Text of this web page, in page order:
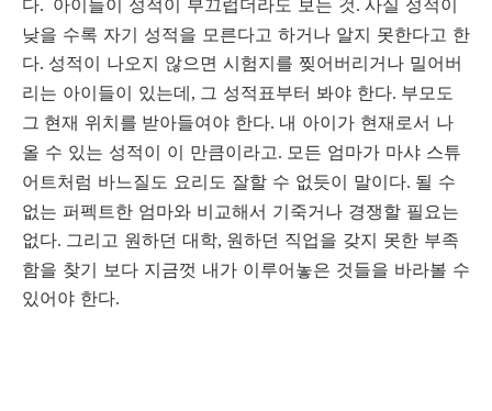
다. 아이들이 성적이 부끄럽더라도 보는 것. 사실 성적이
낮을 수록 자기 성적을 모른다고 하거나 알지 못한다고 한
다. 성적이 나오지 않으면 시험지를 찢어버리거나 밀어버
리는 아이들이 있는데, 그 성적표부터 봐야 한다. 부모도
그 현재 위치를 받아들여야 한다. 내 아이가 현재로서 나
올 수 있는 성적이 이 만큼이라고. 모든 엄마가 마샤 스튜
어트처럼 바느질도 요리도 잘할 수 없듯이 말이다. 될 수
없는 퍼펙트한 엄마와 비교해서 기죽거나 경쟁할 필요는
없다. 그리고 원하던 대학, 원하던 직업을 갖지 못한 부족
함을 찾기 보다 지금껏 내가 이루어놓은 것들을 바라볼 수
있어야 한다.